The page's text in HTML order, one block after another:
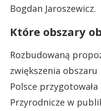
Bogdan Jaroszewicz.
Które obszary
Rozbudowaną
zwiększenia
Polsce
Przyrodnicze w